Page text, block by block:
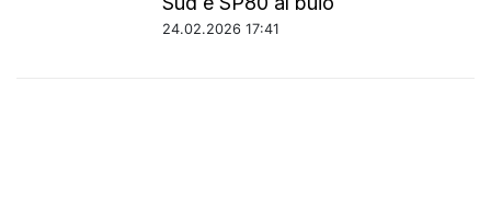
24.02.2026 17:41